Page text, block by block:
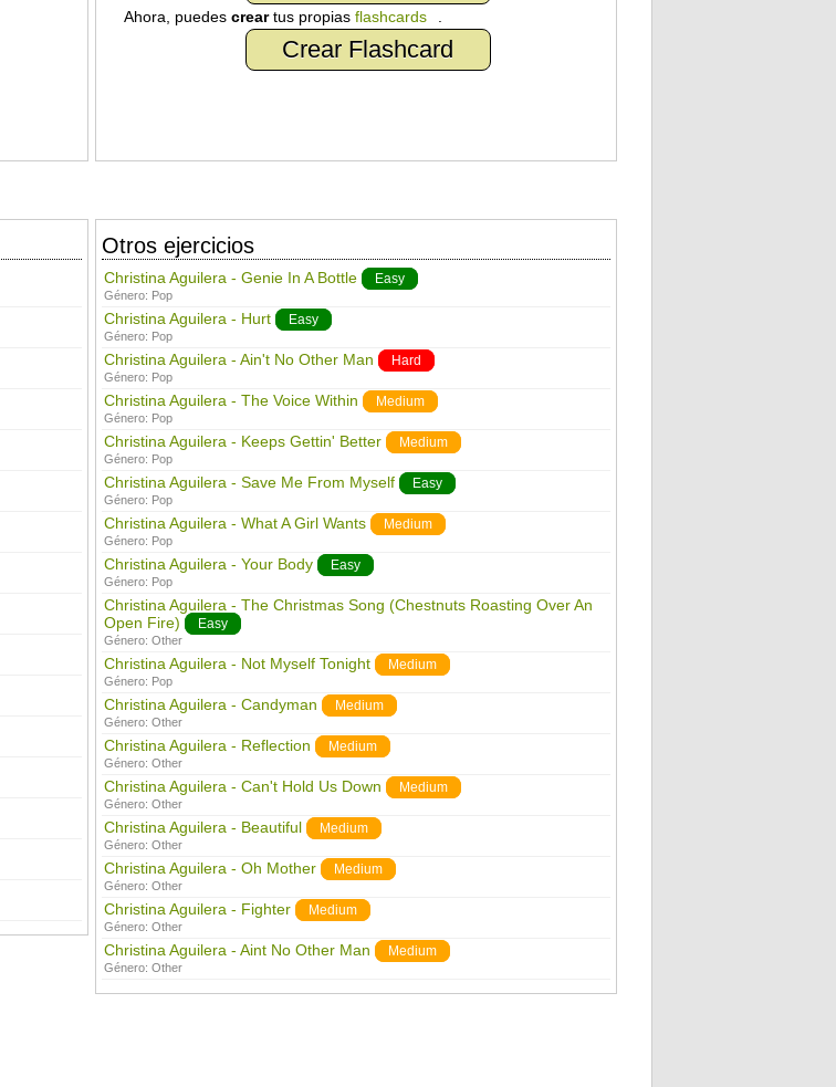
Ahora, puedes creartus propias flashcards
Crear Flashcard
Otros ejercicios
Christina Aguilera - Genie In A Bottle Easy
Género: Pop
Christina Aguilera - Hurt Easy
Género: Pop
Christina Aguilera - Ain't No Other Man Hard
Género: Pop
Christina Aguilera - The Voice Within Medium
Género: Pop
Christina Aguilera - Keeps Gettin' Better Medium
Género: Pop
Christina Aguilera - Save Me From Myself Easy
Género: Pop
Christina Aguilera - What A Girl Wants Medium
Género: Pop
Christina Aguilera - Your Body Easy
Género: Pop
Christina Aguilera - The Christmas Song (Chestnuts Roasting Over An
Open Fire)
Easy
Género: Other
Christina Aguilera - Not Myself Tonight Medium
Género: Pop
Christina Aguilera - Candyman Medium
Género: Other
Christina Aguilera - Reflection Medium
Género: Other
Christina Aguilera - Can't Hold Us Down Medium
Género: Other
Christina Aguilera - Beautiful Medium
Género: Other
Christina Aguilera - Oh Mother Medium
Género: Other
Christina Aguilera - Fighter Medium
Género: Other
Christina Aguilera - Aint No Other Man Medium
Género: Other